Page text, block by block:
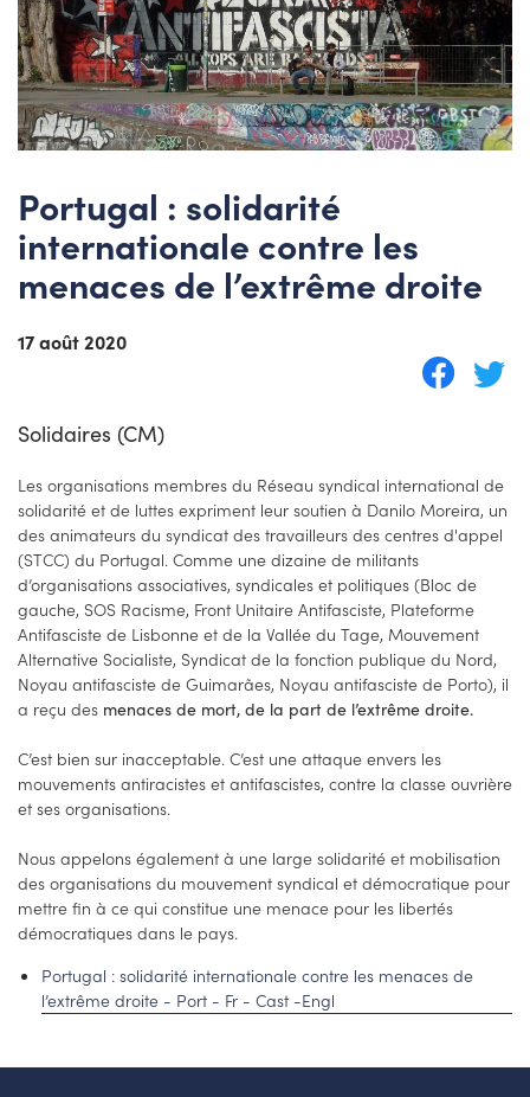
Portugal : solidarité
internationale contre les
menaces de l’extrême droite
17 août 2020
Solidaires (CM)
Les organisations membres du Réseau syndical international de
solidarité et de luttes expriment leur soutien à Danilo Moreira, un
des animateurs du syndicat des travailleurs des centres d'appel
(STCC) du Portugal. Comme une dizaine de militants
d’organisations associatives, syndicales et politiques (Bloc de
gauche, SOS Racisme, Front Unitaire Antifasciste, Plateforme
Antifasciste de Lisbonne et de la Vallée du Tage, Mouvement
Alternative Socialiste, Syndicat de la fonction publique du Nord,
Noyau antifasciste de Guimarães, Noyau antifasciste de Porto), il
a reçu des menaces de mort, de la part de l’extrême droite.
C’est bien sur inacceptable. C’est une attaque envers les
mouvements antiracistes et antifascistes, contre la classe ouvrière
et ses organisations.
Nous appelons également à une large solidarité et mobilisation
des organisations du mouvement syndical et démocratique pour
mettre fin à ce qui constitue une menace pour les libertés
démocratiques dans le pays.
Portugal : solidarité internationale contre les menaces de
l’extrême droite - Port - Fr - Cast -Engl